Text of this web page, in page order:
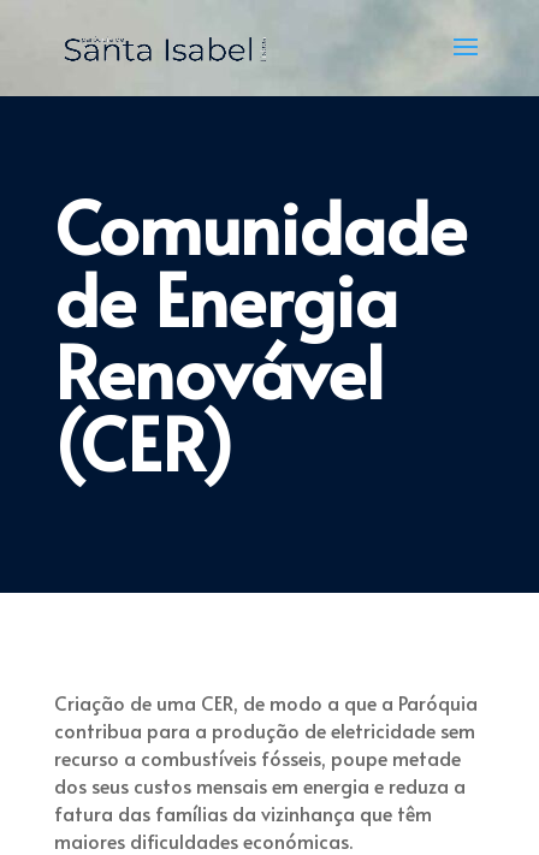
Comunidade
de Energia
Renovável
(CER)
Criação de uma CER, de modo a que a Paróquia
contribua para a produção de eletricidade sem
recurso a combustíveis fósseis, poupe metade
dos seus custos mensais em energia e reduza a
fatura das famílias da vizinhança que têm
maiores dificuldades económicas.